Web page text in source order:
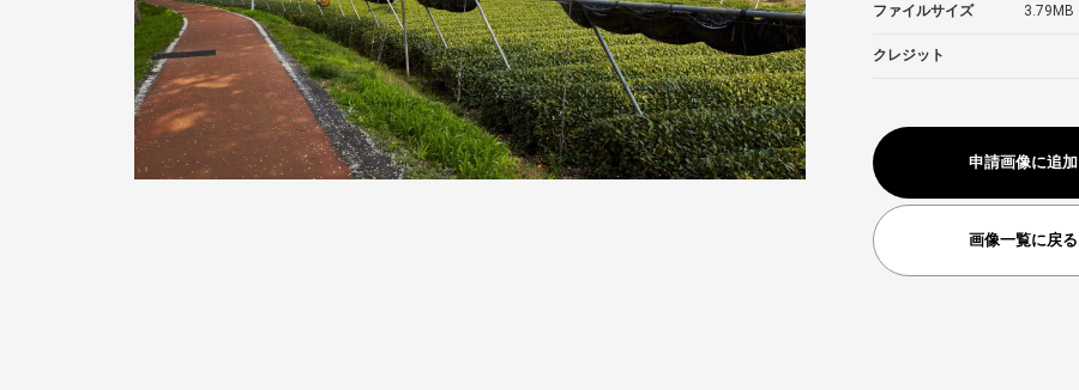
ファイルサイズ 3.79MB
クレジット
申請画像に追加
画像一覧に戻る